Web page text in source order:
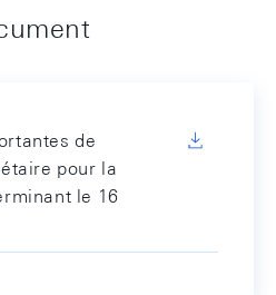
de
pour la
le 16